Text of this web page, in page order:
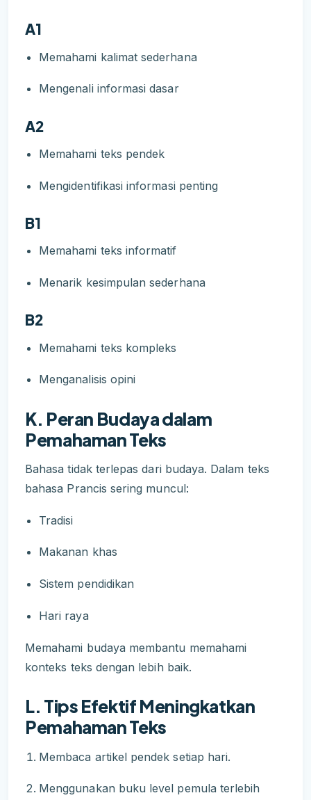
A1
Memahami kalimat sederhana
Mengenali informasi dasar
A2
Memahami teks pendek
Mengidentifikasi informasi penting
B1
Memahami teks informatif
Menarik kesimpulan sederhana
B2
Memahami teks kompleks
Menganalisis opini
K. Peran Budaya dalam
Pemahaman Teks
Bahasa tidak terlepas dari budaya. Dalam teks
bahasa Prancis sering muncul:
Tradisi
Makanan khas
Sistem pendidikan
Hari raya
Memahami budaya membantu memahami
konteks teks dengan lebih baik.
L. Tips Efektif Meningkatkan
Pemahaman Teks
Membaca artikel pendek setiap hari.
Menggunakan buku level pemula terlebih